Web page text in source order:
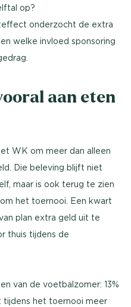
op?
onderzocht de extra
welke invloed sponsoring
aan eten
WK om meer dan alleen
Die beleving blijft niet
maar is ook terug te zien
het toernooi. Een kwart
plan extra geld uit te
thuis tijdens de
van de voetbalzomer: 13%
tijdens het toernooi meer